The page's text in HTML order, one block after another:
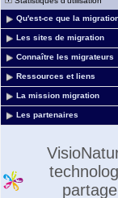
Qu'est-ce que la
Les sites de migration
Connaître les migrateurs
Ressources et liens
La mission migration
Les partenaires